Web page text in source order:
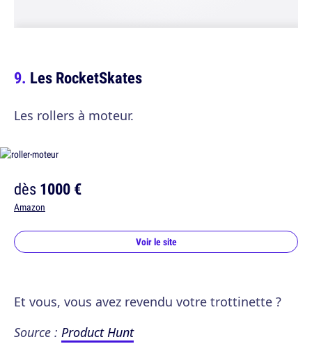
Les RocketSkates
Les rollers à moteur.
dès1000 €
Amazon
Voir le site
Et vous, vous avez revendu votre trottinette ?
Source : Product Hunt